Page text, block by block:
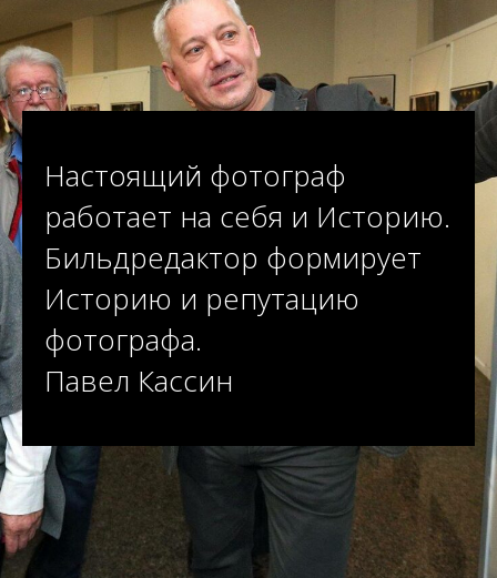
Настоящий фотограф
работает на себя и Историю.
Бильдредактор формирует
Историю и репутацию
фотографа.
Павел Кассин